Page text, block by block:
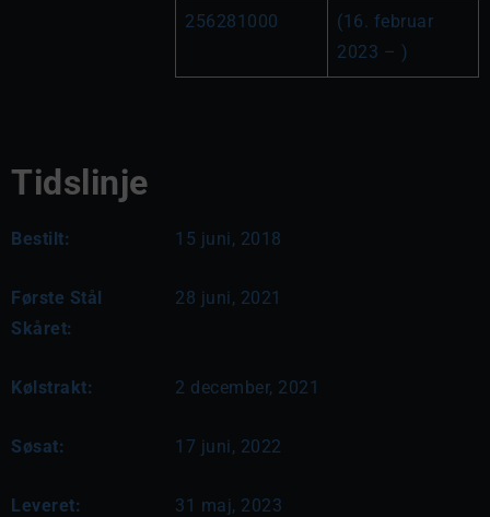
256281000
(16. februar
2023 – )
Tidslinje
Bestilt: 15 juni, 2018
Første Stål
Skåret:
28 juni, 2021
Kølstrakt: 2 december, 2021
Søsat: 17 juni, 2022
Leveret: 31 maj, 2023